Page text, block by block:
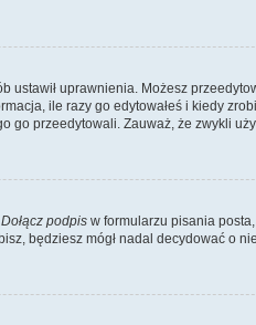
uprawnienia. Możesz
ile razy go edytowałeś i kiedy
go przeedytowali. Zauważ, że zwykli
Dołącz podpis w formularzu pisania
będziesz mógł nadal decydować o